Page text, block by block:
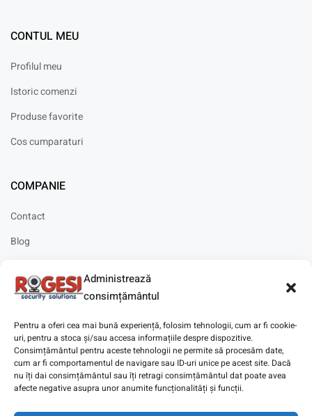
Administrează
consimțământul
Pentru a oferi cea mai bună experiență, folosim tehnologii, cum ar fi cookie-
uri, pentru a stoca și/sau accesa informațiile despre dispozitive.
Consimțământul pentru aceste tehnologii ne permite să procesăm date,
cum ar fi comportamentul de navigare sau ID-uri unice pe acest site. Dacă
nu îți dai consimțământul sau îți retragi consimțământul dat poate avea
afecte negative asupra unor anumite funcționalități și funcții.
CONTUL MEU
Profilul meu
Istoric comenzi
Produse favorite
Cos cumparaturi
COMPANIE
Contact
Blog
Solicitare instalare
Copyright © 2025Digitaz.